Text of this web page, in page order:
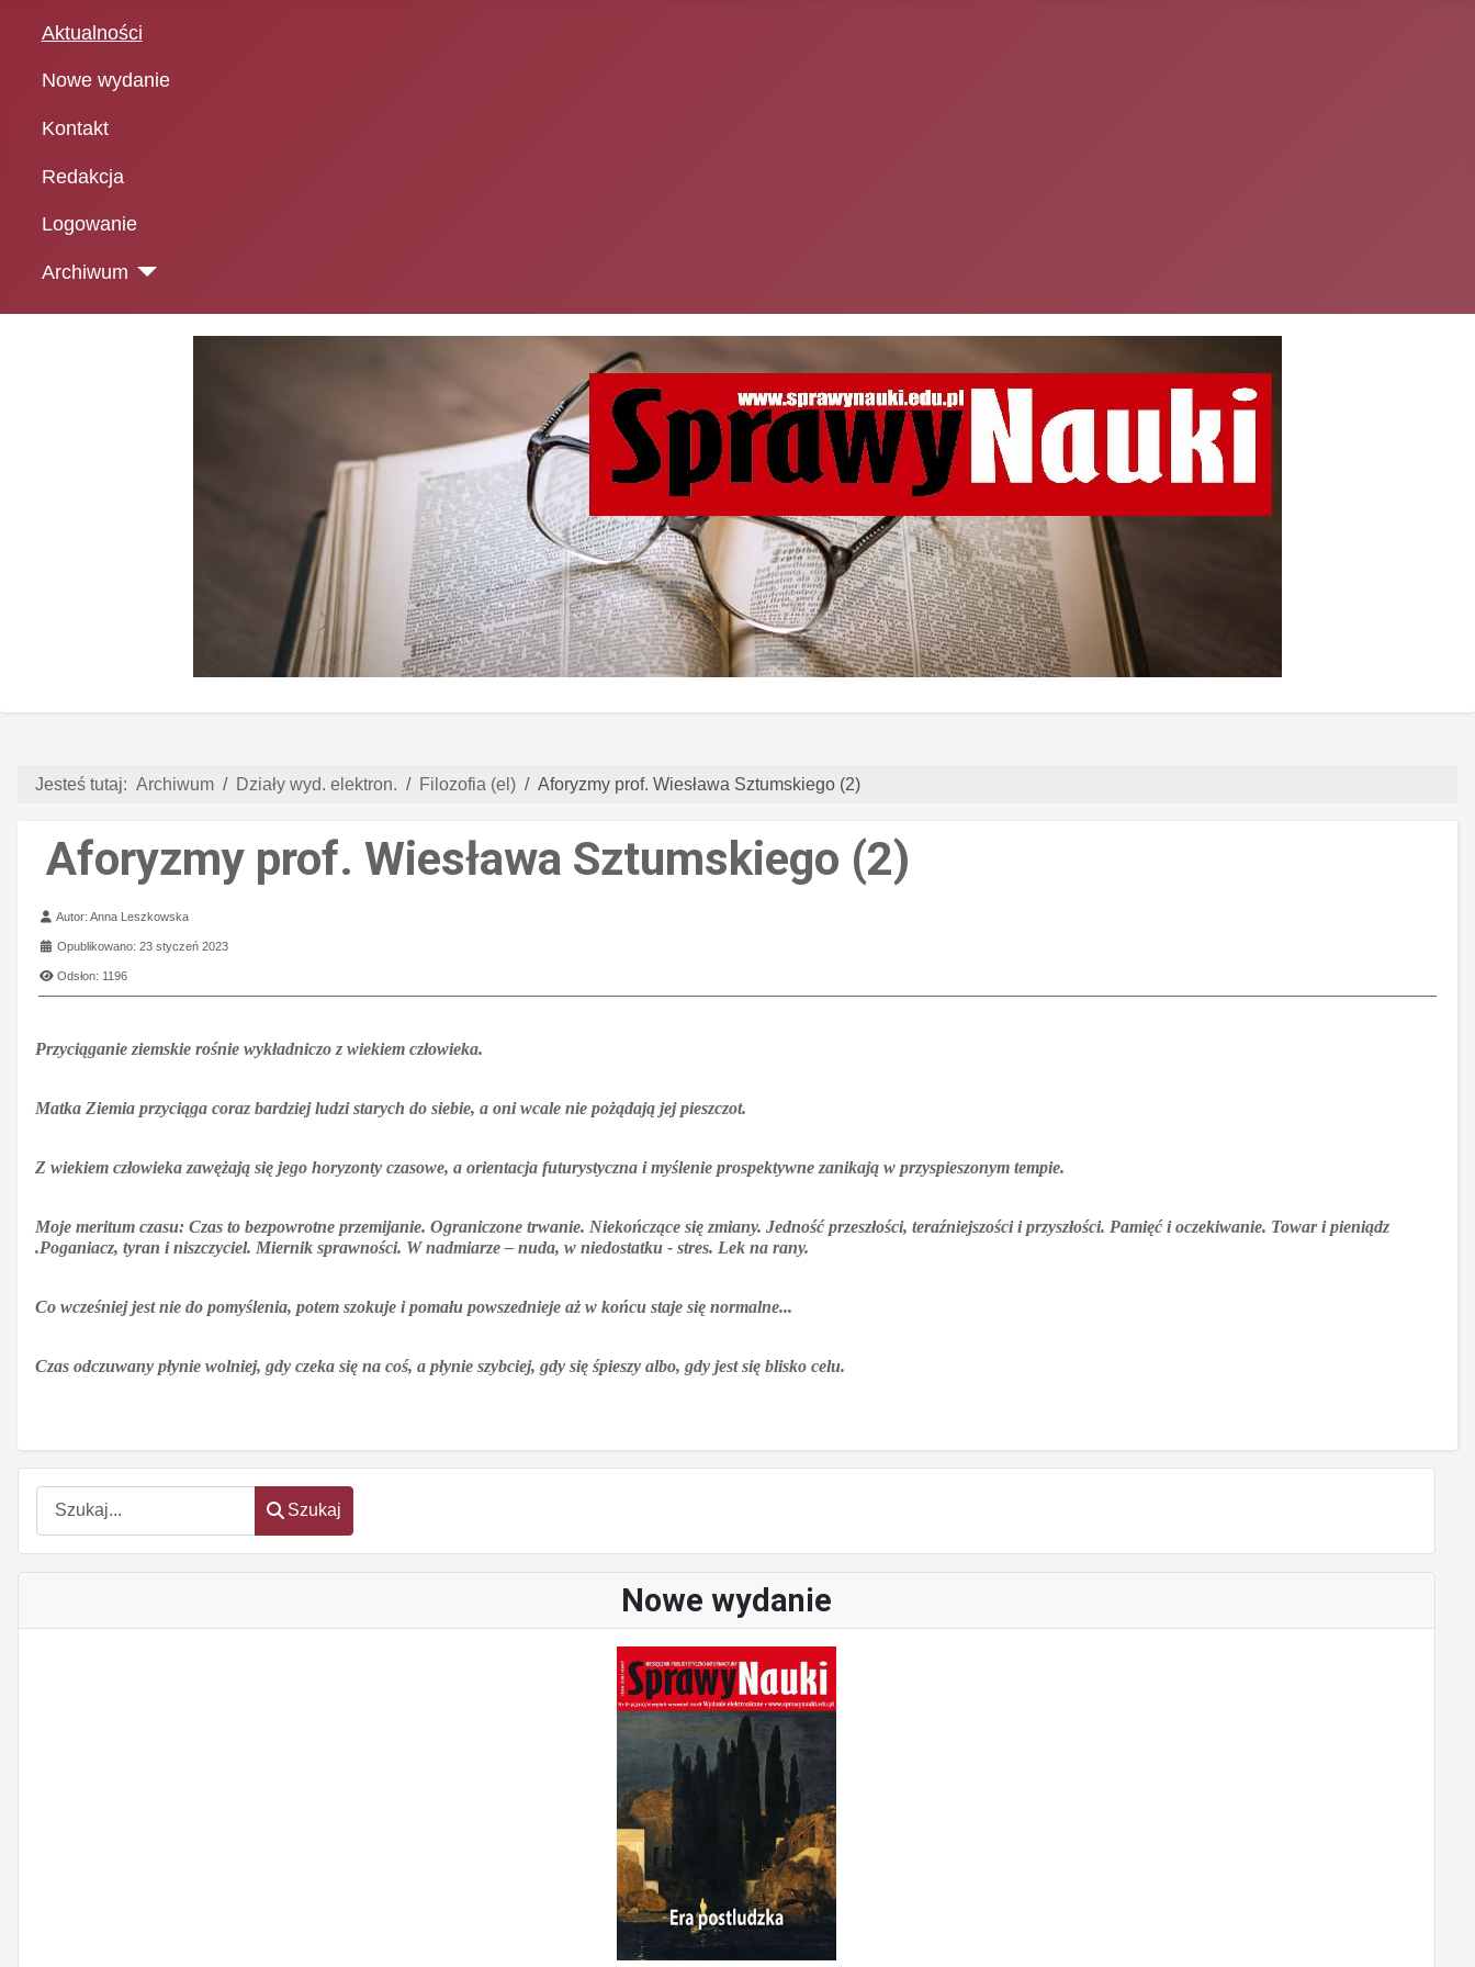
Aktualności
Nowe wydanie
Kontakt
Redakcja
Logowanie
Archiwum
Szukaj
Szukaj
Nowe wydanie
Jesteś tutaj: Archiwum Działy wyd. elektron. Filozofia (el) Aforyzmy prof. Wiesława Sztumskiego (2)
Aforyzmy prof. Wiesława Sztumskiego (2)
Szczegóły
Autor:Anna Leszkowska
Opublikowano: 23 styczeń 2023
Odsłon: 1196
Przyciąganie ziemskie rośnie wykładniczo z wiekiem człowieka.
Matka Ziemia przyciąga coraz bardziej ludzi starych do siebie, a oni wcale nie pożądają jej pieszczot.
Z wiekiem człowieka zawężają się jego horyzonty czasowe, a orientacja futurystyczna i myślenie prospektywne zanikają w przyspieszonym tempie.
Moje meritum czasu: Czas to bezpowrotne przemijanie. Ograniczone trwanie. Niekończące się zmiany. Jedność przeszłości, teraźniejszości i przyszłości. Pamięć i oczekiwanie. Towar i pieniądz
.Poganiacz, tyran i niszczyciel. Miernik sprawności. W nadmiarze – nuda, w niedostatku - stres. Lek na rany.
Co wcześniej jest nie do pomyślenia, potem szokuje i pomału powszednieje aż w końcu staje się normalne...
Czas odczuwany płynie wolniej, gdy czeka się na coś, a płynie szybciej, gdy się śpieszy albo, gdy jest się blisko celu.